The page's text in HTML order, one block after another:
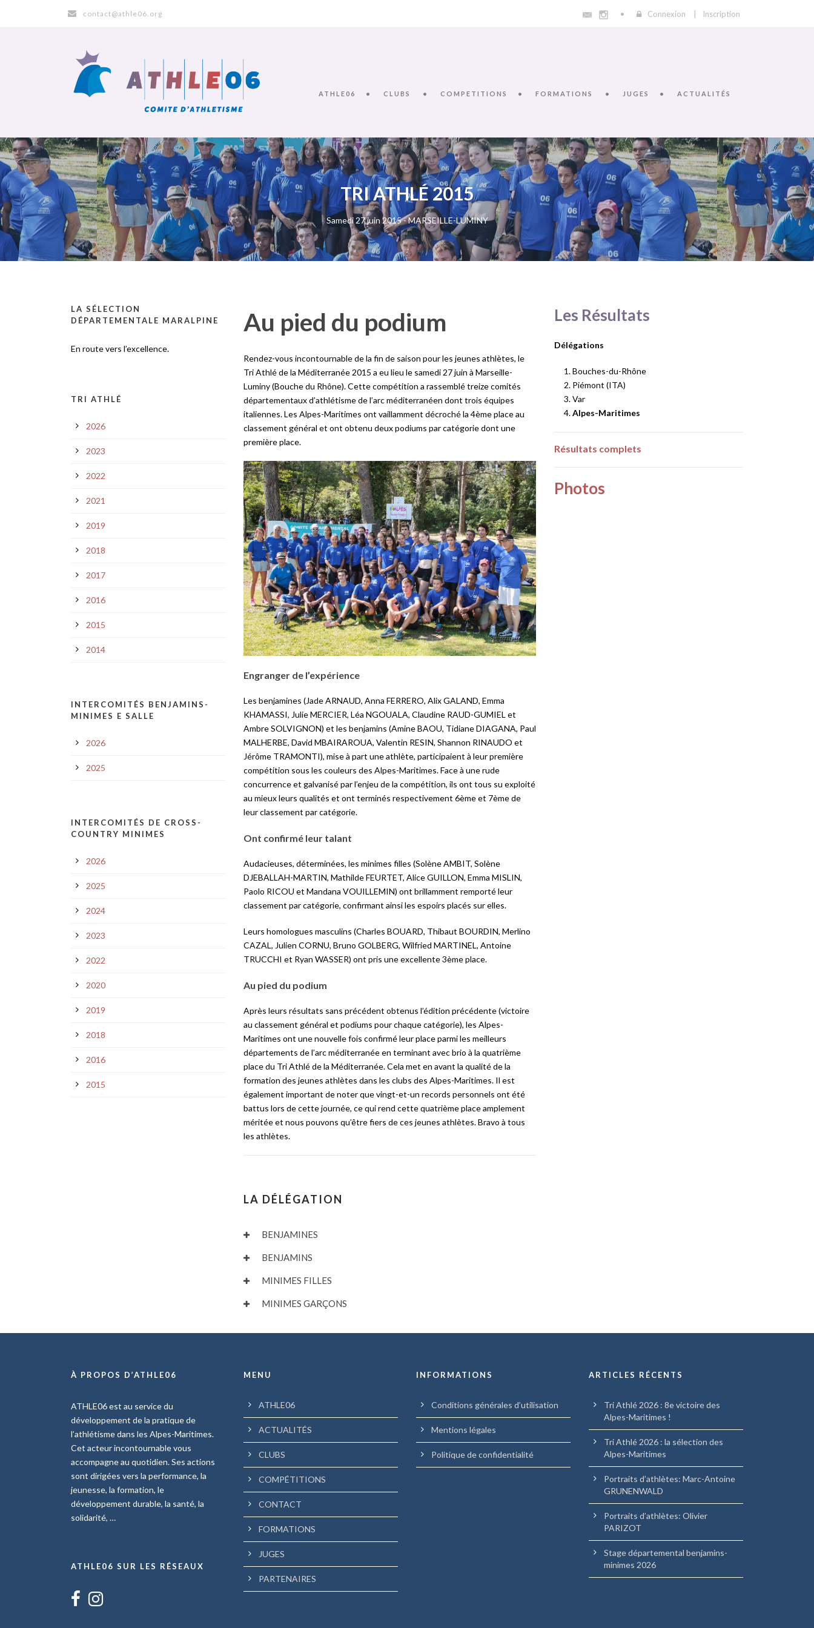
contact@athle06.org Connexion Inscription
ATHLE06 CLUBS COMPETITIONS FORMATIONS JUGES ACTUALITÉS
TRI ATHLÉ 2015
Samedi 27 juin 2015 - MARSEILLE-LUMINY
Au pied du podium
Rendez-vous incontournable de la fin de saison pour les jeunes athlètes, le
Tri Athlé de la Méditerranée 2015 a eu lieu le samedi 27 juin à Marseille-
Luminy (Bouche du Rhône). Cette compétition a rassemblé treize comités
départementaux d’athlétisme de l’arc méditerranéen dont trois équipes
italiennes. Les Alpes-Maritimes ont vaillamment décroché la 4ème place au
classement général et ont obtenu deux podiums par catégorie dont une
première place.
Engranger de l’expérience
Les benjamines (Jade ARNAUD, Anna FERRERO, Alix GALAND, Emma
KHAMASSI, Julie MERCIER, Léa NGOUALA, Claudine RAUD-GUMIEL et
Ambre SOLVIGNON) et les benjamins (Amine BAOU, Tidiane DIAGANA, Paul
MALHERBE, David MBAIRAROUA, Valentin RESIN, Shannon RINAUDO et
Jérôme TRAMONTI), mise à part une athlète, participaient à leur première
compétition sous les couleurs des Alpes-Maritimes. Face à une rude
concurrence et galvanisé par l’enjeu de la compétition, ils ont tous su exploité
au mieux leurs qualités et ont terminés respectivement 6ème et 7ème de
leur classement par catégorie.
Ont confirmé leur talant
Audacieuses, déterminées, les minimes filles (Solène AMBIT, Solène
DJEBALLAH-MARTIN, Mathilde FEURTET, Alice GUILLON, Emma MISLIN,
Paolo RICOU et Mandana VOUILLEMIN) ont brillamment remporté leur
classement par catégorie, confirmant ainsi les espoirs placés sur elles.
Leurs homologues masculins (Charles BOUARD, Thibaut BOURDIN, Merlino
CAZAL, Julien CORNU, Bruno GOLBERG, Wilfried MARTINEL, Antoine
TRUCCHI et Ryan WASSER) ont pris une excellente 3ème place.
Au pied du podium
Après leurs résultats sans précédent obtenus l’édition précédente (victoire
au classement général et podiums pour chaque catégorie), les Alpes-
Maritimes ont une nouvelle fois confirmé leur place parmi les meilleurs
départements de l’arc méditerranée en terminant avec brio à la quatrième
place du Tri Athlé de la Méditerranée. Cela met en avant la qualité de la
formation des jeunes athlètes dans les clubs des Alpes-Maritimes. Il est
également important de noter que vingt-et-un records personnels ont été
battus lors de cette journée, ce qui rend cette quatrième place amplement
méritée et nous pouvons qu’être fiers de ces jeunes athlètes. Bravo à tous
les athlètes.
LA DÉLÉGATION
BENJAMINES
BENJAMINS
MINIMES FILLES
MINIMES GARÇONS
Les Résultats
Délégations
Bouches-du-Rhône
Piémont (ITA)
Var
Alpes-Maritimes
Résultats complets
Photos
LA SÉLECTION
DÉPARTEMENTALE MARALPINE
En route vers l’excellence.
TRI ATHLÉ
2026
2023
2022
2021
2019
2018
2017
2016
2015
2014
INTERCOMITÉS BENJAMINS-
MINIMES E SALLE
2026
2025
INTERCOMITÉS DE CROSS-
COUNTRY MINIMES
2026
2025
2024
2023
2022
2020
2019
2018
2016
2015
À PROPOS D’ATHLE06
ATHLE06 est au service du
développement de la pratique de
l’athlétisme dans les Alpes-Maritimes.
Cet acteur incontournable vous
accompagne au quotidien. Ses actions
sont dirigées vers la performance, la
jeunesse, la formation, le
développement durable, la santé, la
solidarité, …
ATHLE06 SUR LES RÉSEAUX
MENU
ATHLE06
ACTUALITÉS
CLUBS
COMPÉTITIONS
CONTACT
FORMATIONS
JUGES
PARTENAIRES
INFORMATIONS
Conditions générales d’utilisation
Mentions légales
Politique de confidentialité
ARTICLES RÉCENTS
Tri Athlé 2026 : 8e victoire des
Alpes-Maritimes !
Tri Athlé 2026 : la sélection des
Alpes-Maritimes
Portraits d’athlètes: Marc-Antoine
GRUNENWALD
Portraits d’athlètes: Olivier
PARIZOT
Stage départemental benjamins-
minimes 2026